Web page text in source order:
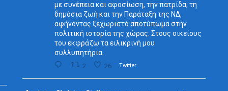
με συνέπεια και αφοσίωση, την πατρίδα, τη
δημόσια ζωή και την Παράταξη της ΝΔ,
αφήνοντας ξεχωριστό αποτύπωμα στην
πολιτική ιστορία της χώρας. Στους οικείους
του εκφράζω τα ειλικρινή μου
συλλυπητήρια.
2 26 Twitter